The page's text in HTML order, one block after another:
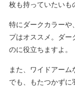
枚も持っていたいも
特にダークカラーや
プはオススメ。ダー
のに役立ちますよ。
また、ワイドアーム
でも、もたつかずに